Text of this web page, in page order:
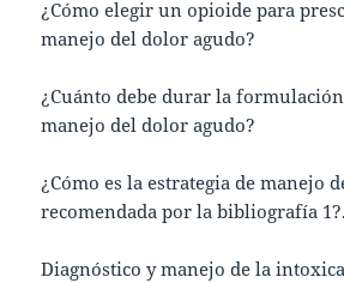
¿Cómo elegir un opioide para
manejo del dolor agudo?
¿Cuánto debe durar la
manejo del dolor agudo?
¿Cómo es la estrategia de manejo
recomendada por la bibliografía 1?.
Diagnóstico y manejo de la